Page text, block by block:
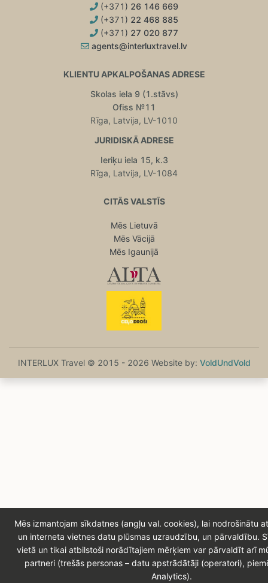
(+371) 26 146 669
(+371) 22 468 885
(+371) 27 020 877
agents@interluxtravel.lv
KLIENTU APKALPOŠANAS ADRESE
Skolas iela 9 (1.stāvs)
Ofiss №11
Rīga, Latvija, LV-1010
JURIDISKĀ ADRESE
Ieriķu iela 15, k.3
Rīga, Latvija, LV-1084
CITĀS VALSTĪS
Mēs Lietuvā
Mēs Vācijā
Mēs Igaunijā
INTERLUX Travel © 2015 - 2026 Website by: VoldUndVold
Mēs izmantojam sīkdatnes (angļu val. cookies), lai nodrošinātu
un interneta vietnes datu plūsmas uzraudzību, un pārvaldību.
vietā un tikai atbilstoši norādītajiem mērķiem var pārvaldīt arī
partneri (trešās personas – datu apstrādātāji (operatori),
Analytics).